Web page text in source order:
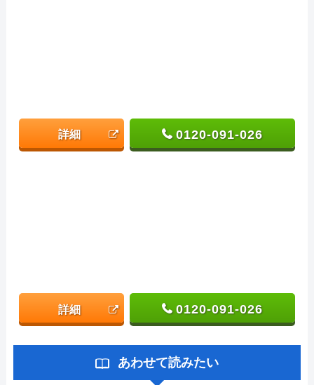
詳細 0120-091-026
詳細 0120-091-026
あわせて読みたい